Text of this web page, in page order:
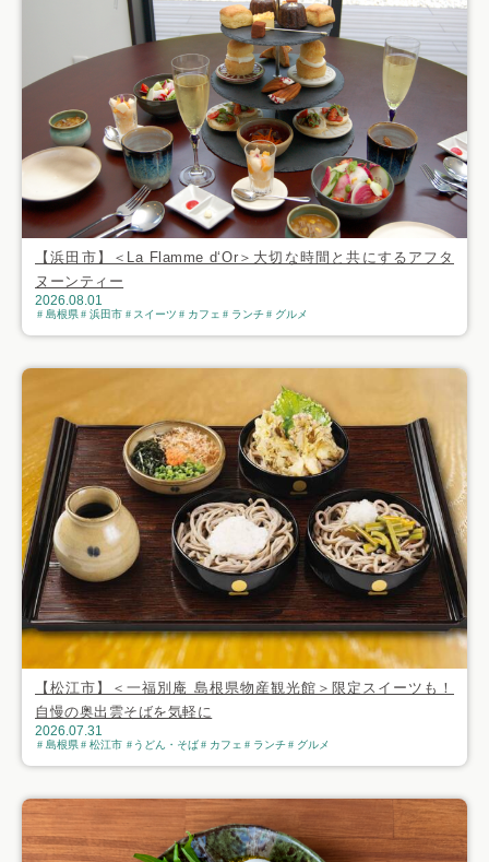
【浜田市】＜La Flamme d‘Or＞大切な時間と共にするアフタ
ヌーンティー
2026.08.01
島根県 浜田市 スイーツ カフェ ランチ グルメ
【松江市】＜一福別庵 島根県物産観光館＞限定スイーツも！
自慢の奥出雲そばを気軽に
2026.07.31
島根県 松江市 うどん・そば カフェ ランチ グルメ